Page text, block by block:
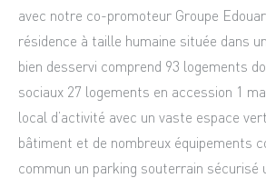
avec notre co-promoteur Groupe
résidence à taille humaine située dans
bien desservi comprend 93 logements
sociaux 27 logements en accession 1
local d’activité avec un vaste espace
bâtiment et de nombreux équipements
commun un parking souterrain sécurisé